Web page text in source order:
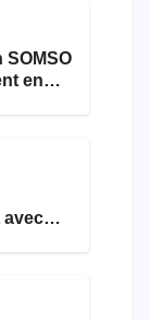
SOMSO
en
avec